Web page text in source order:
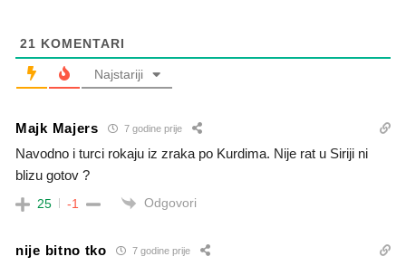
21 KOMENTARI
Najstariji
Majk Majers 7 godine prije
Navodno i turci rokaju iz zraka po Kurdima. Nije rat u Siriji ni
blizu gotov ?
25 -1 Odgovori
nije bitno tko 7 godine prije